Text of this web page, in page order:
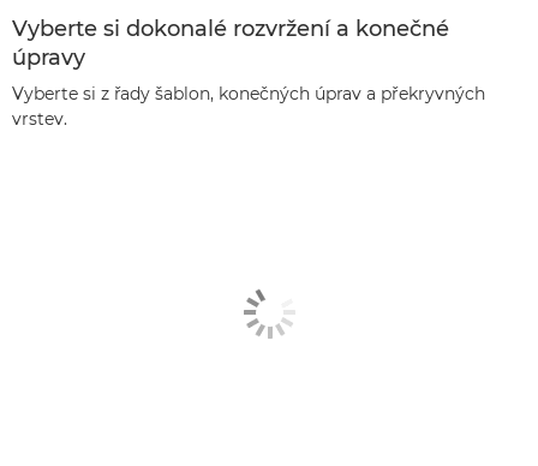
Vyberte si dokonalé rozvržení a konečné
úpravy
Vyberte si z řady šablon, konečných úprav a překryvných
vrstev.